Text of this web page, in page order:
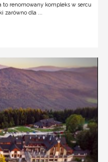
to renomowany kompleks w sercu
zarówno dla ...